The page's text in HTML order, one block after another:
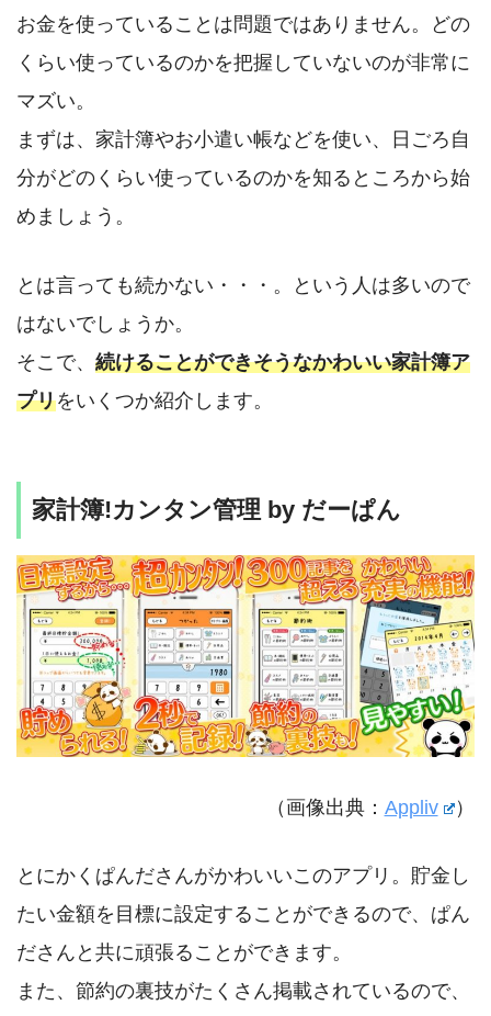
お金を使っていることは問題ではありません。どの
くらい使っているのかを把握していないのが非常に
マズい。
まずは、家計簿やお小遣い帳などを使い、日ごろ自
分がどのくらい使っているのかを知るところから始
めましょう。
とは言っても続かない・・・。という人は多いので
はないでしょうか。
そこで、 続けることができそうなかわいい家計簿ア
プリをいくつか紹介します。
家計簿!カンタン管理 by だーぱん
（画像出典： Appliv ）
とにかくぱんださんがかわいいこのアプリ。貯金し
たい金額を目標に設定することができるので、ぱん
ださんと共に頑張ることができます。
また、節約の裏技がたくさん掲載されているので、